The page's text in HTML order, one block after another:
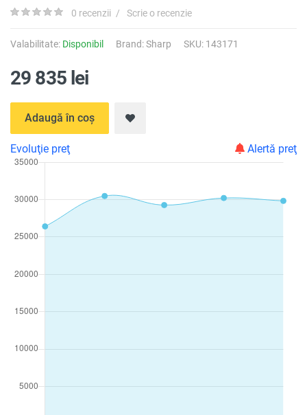
0 recenzii / Scrie o recenzie
Valabilitate: Disponibil Brand:Sharp SKU: 143171
29 835 lei
Adaugă în coș
Alertă preţ
Evoluţie preţ